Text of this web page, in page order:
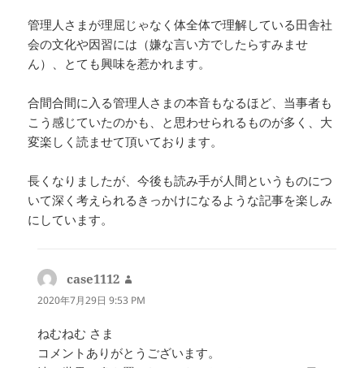
管理人さまが理屈じゃなく体全体で理解している田舎社
会の文化や因習には（嫌な言い方でしたらすみませ
ん）、とても興味を惹かれます。
合間合間に入る管理人さまの本音もなるほど、当事者も
こう感じていたのかも、と思わせられるものが多く、大
変楽しく読ませて頂いております。
長くなりましたが、今後も読み手が人間というものにつ
いて深く考えられるきっかけになるような記事を楽しみ
にしています。
case1112
り:
2020年7月29日 9:53 PM
ねむねむ さま
コメントありがとうございます。